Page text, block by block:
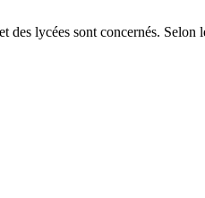
lycées sont concernés.